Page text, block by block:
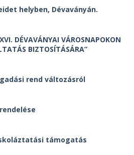
helyben, Dévaványán.
DÉVAVÁNYAI VÁROSNAPOKON
BIZTOSÍTÁSÁRA”
rend változásról
támogatás